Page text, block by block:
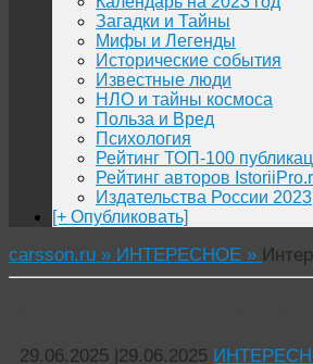
Загадки и Тайны
Мифы и Легенды
Исторические события
Известные люди
НЛО и тайны космоса
Польза и Вред
Психология
Рейтинг ТОП-100
Рейтинг авторов
Издательства России 2023
[+ Опубликовать]
carsson.ru » ИНТЕРЕСНОЕ »
29.06.2025 |29.06.2025